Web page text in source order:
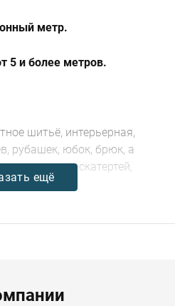
метр.
5 и более метров.
шитьё, интерьерная,
рубашек, юбок, брюк, а
— штор, скатертей,
см
ещё